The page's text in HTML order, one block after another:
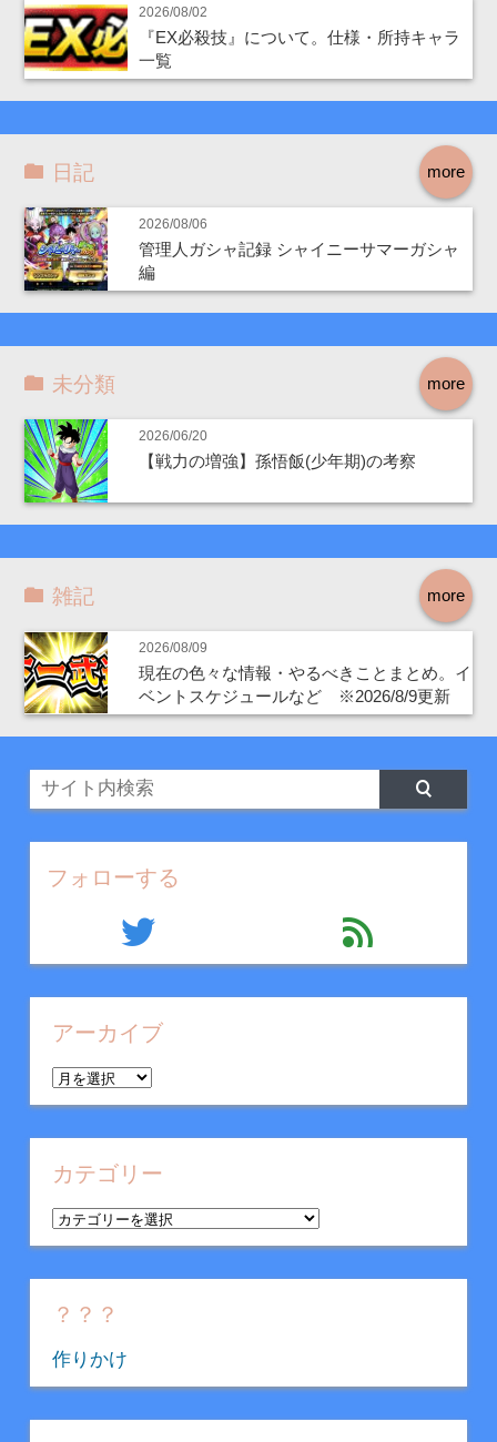
2026/08/02
『EX必殺技』について。仕様・所持キャラ
一覧
more
日記
2026/08/06
管理人ガシャ記録 シャイニーサマーガシャ
編
more
未分類
2026/06/20
【戦力の増強】孫悟飯(少年期)の考察
more
雑記
2026/08/09
現在の色々な情報・やるべきことまとめ。イ
ベントスケジュールなど ※2026/8/9更新
フォローする
twitter feed
アーカイブ
ア
ー
カ
イ
カテゴリー
カ
テ
ゴ
リ
？？？
作りかけ